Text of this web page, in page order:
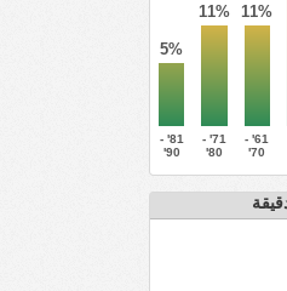
5%
11% 11%
81' -
90'
71' -
80'
61' -
70'